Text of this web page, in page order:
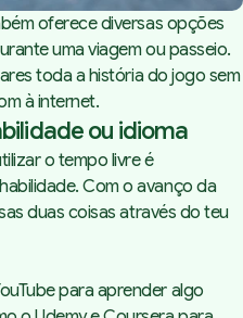
oferecediversas opções
uma viagem ou passeio.
toda a história do jogo sem
à internet.
ou idioma
o tempo livre é
Com o avanço da
duas coisas através do teu
para aprender algo